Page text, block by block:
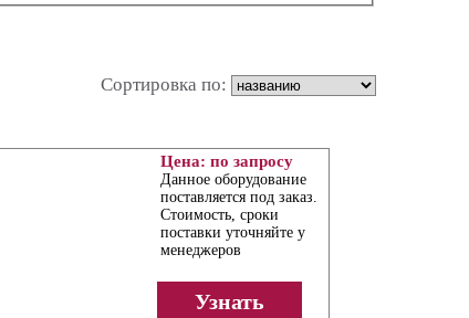
Сортировка по:
Цена: по запросу
Данное оборудование
поставляется под заказ.
Стоимость, сроки
поставки уточняйте у
менеджеров
Узнать